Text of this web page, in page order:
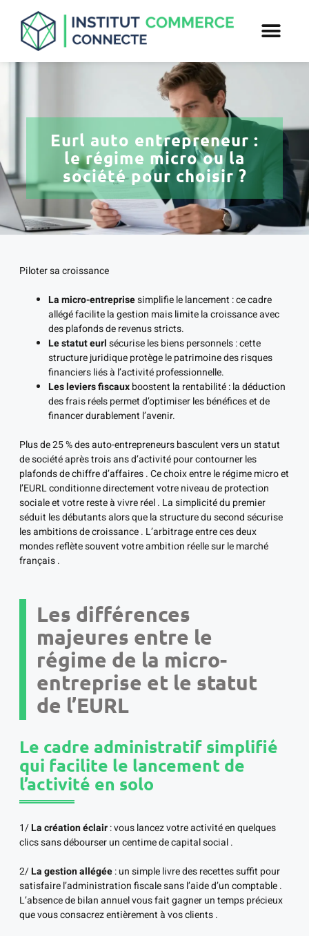
Eurl auto entrepreneur :
le régime micro ou la
société pour choisir ?
Piloter sa croissance
La micro-entreprisesimplifie le lancement : ce cadre
allégé facilite la gestion mais limite la croissance avec
des plafonds de revenus stricts.
Le statut eurlsécurise les biens personnels : cette
structure juridique protège le patrimoine des risques
financiers liés à l’activité professionnelle.
Les leviers fiscauxboostent la rentabilité : la déduction
des frais réels permet d’optimiser les bénéfices et de
financer durablement l’avenir.
Plus de 25 % des auto-entrepreneurs basculent vers un statut
de société après trois ans d’activité pour contourner les
plafonds de chiffre d’affaires . Ce choix entre le régime micro et
l’EURL conditionne directement votre niveau de protection
sociale et votre reste à vivre réel . La simplicité du premier
séduit les débutants alors que la structure du second sécurise
les ambitions de croissance . L’arbitrage entre ces deux
mondes reflète souvent votre ambition réelle sur le marché
français .
Les différences
majeures entre le
régime de la micro-
entreprise et le statut
de l’EURL
Le cadre administratif simplifié
qui facilite le lancement de
l’activité en solo
1/La création éclair: vous lancez votre activité en quelques
clics sans débourser un centime de capital social .
2/La gestion allégée: un simple livre des recettes suffit pour
satisfaire l’administration fiscale sans l’aide d’un comptable .
L’absence de bilan annuel vous fait gagner un temps précieux
que vous consacrez entièrement à vos clients .